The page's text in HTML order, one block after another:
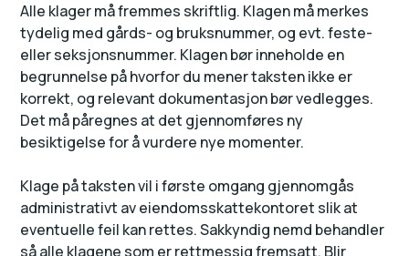
Alle klager må fremmes skriftlig. Klagen må merkes
tydelig med gårds- og bruksnummer, og evt. feste-
eller seksjonsnummer. Klagen bør inneholde en
begrunnelse på hvorfor du mener taksten ikke er
korrekt, og relevant dokumentasjon bør vedlegges.
Det må påregnes at det gjennomføres ny
besiktigelse for å vurdere nye momenter.
Klage på taksten vil i første omgang gjennomgås
administrativt av eiendomsskattekontoret slik at
eventuelle feil kan rettes. Sakkyndig nemd behandler
så alle klagene som er rettmessig fremsatt. Blir